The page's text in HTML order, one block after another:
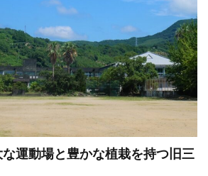
運動場と豊かな植栽を持つ旧三